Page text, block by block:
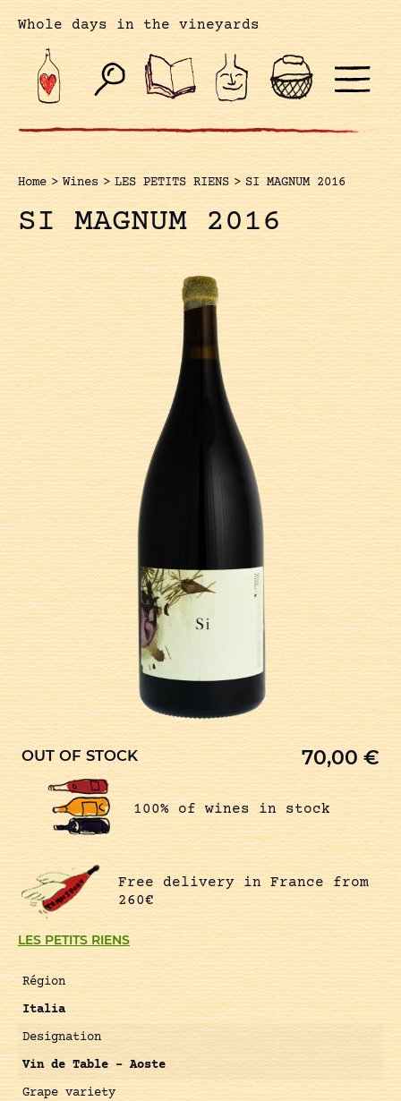
Whole days in the vineyards
Home > Wines > LES PETITS RIENS > SI MAGNUM 2016
SI MAGNUM 2016
LES PETITS RIENS
Région
Italia
Designation
Vin de Table – Aoste
Grape variety
OUT OF STOCK 70,00€
100% of wines in stock
Free delivery in France from
260€